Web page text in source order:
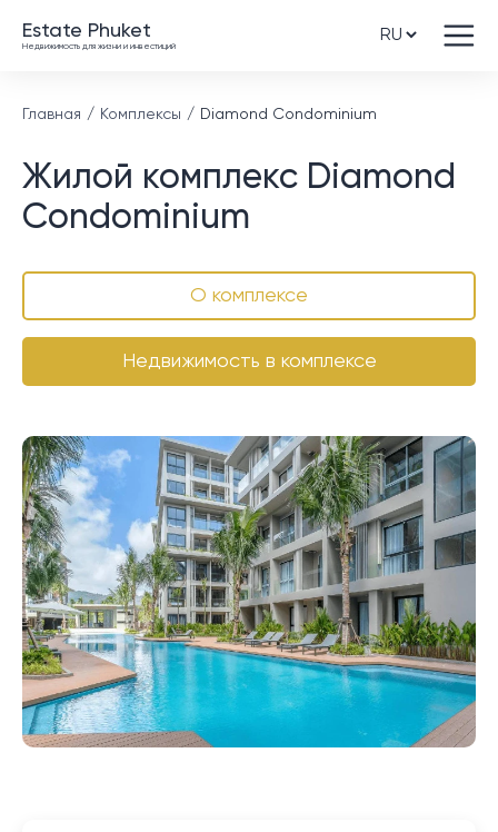
Estate Phuket
Недвижимость для жизни и инвестиций
Главная Комплексы Diamond Condominium
Жилой комплекс Diamond
Condominium
О комплексе
Недвижимость в комплексе